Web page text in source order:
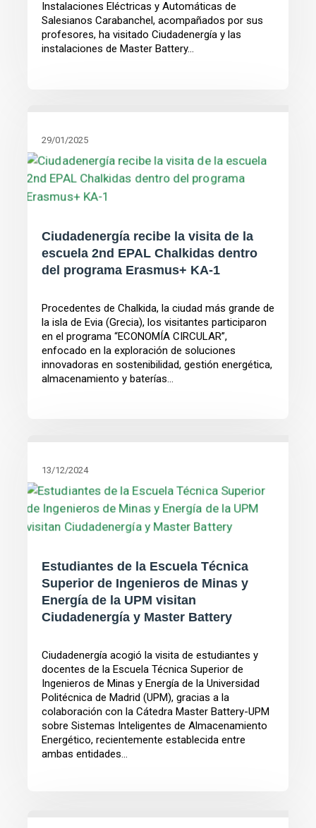
Instalaciones Eléctricas y Automáticas de
Salesianos Carabanchel, acompañados por sus
profesores, ha visitado Ciudadenergía y las
instalaciones de Master Battery...
29/01/2025
Ciudadenergía recibe la visita de la
escuela 2nd EPAL Chalkidas dentro
del programa Erasmus+ KA-1
Procedentes de Chalkida, la ciudad más grande de
la isla de Evia (Grecia), los visitantes participaron
en el programa “ECONOMÍA CIRCULAR”,
enfocado en la exploración de soluciones
innovadoras en sostenibilidad, gestión energética,
almacenamiento y baterías...
13/12/2024
Estudiantes de la Escuela Técnica
Superior de Ingenieros de Minas y
Energía de la UPM visitan
Ciudadenergía y Master Battery
Ciudadenergía acogió la visita de estudiantes y
docentes de la Escuela Técnica Superior de
Ingenieros de Minas y Energía de la Universidad
Politécnica de Madrid (UPM), gracias a la
colaboración con la Cátedra Master Battery-UPM
sobre Sistemas Inteligentes de Almacenamiento
Energético, recientemente establecida entre
ambas entidades...